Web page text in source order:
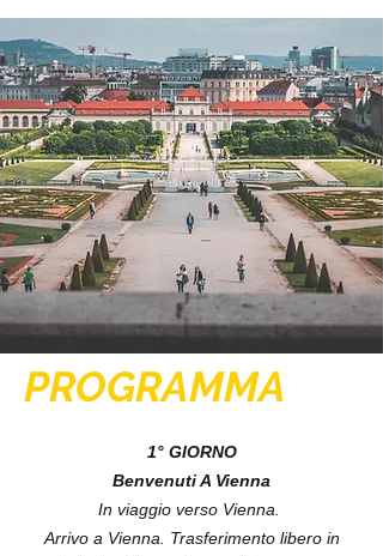
PROGRAMMA
1° GIORNO
Benvenuti A Vienna
In viaggio verso Vienna.
Arrivo a Vienna. Trasferimento libero in